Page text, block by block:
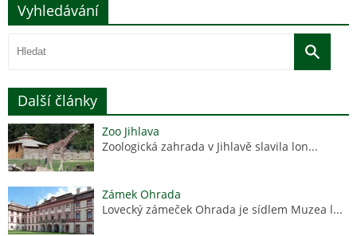
Vyhledávání
Další články
Zoo Jihlava
Zoologická zahrada v Jihlavě slavila lon...
Zámek Ohrada
Lovecký zámeček Ohrada je sídlem Muzea l...